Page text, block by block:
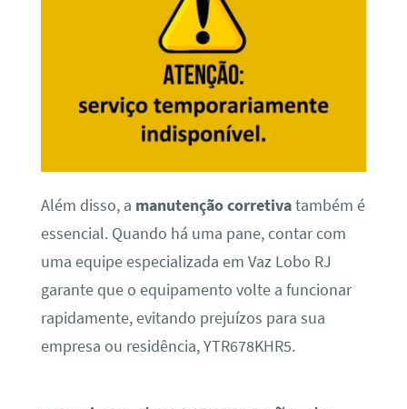
Além disso, a manutenção corretivatambém é
essencial. Quando há uma pane, contar com
uma equipe especializada em Vaz Lobo RJ
garante que o equipamento volte a funcionar
rapidamente, evitando prejuízos para sua
empresa ou residência, YTR678KHR5.